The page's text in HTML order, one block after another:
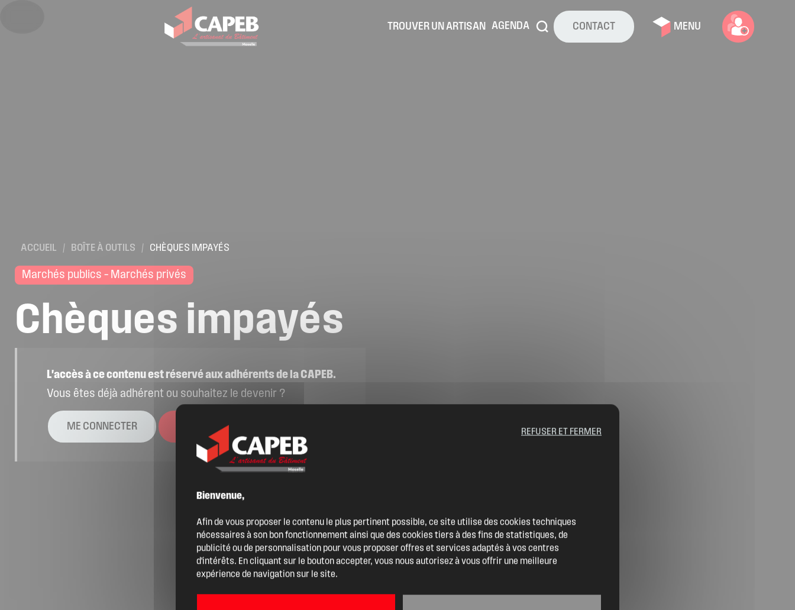
TROUVER UN ARTISAN AGENDA CONTACT MENU
La CAPEB
Nos services
Actualités
Boîte à outils
Location de salles
Trouver un artisan
Devenir adhérent
Espace adhérent
ACCUEIL / BOÎTE À OUTILS / CHÈQUES IMPAYÉS
Marchés publics – Marchés privés
Chèques impayés
L'accès à ce contenu est réservé aux adhérents de la CAPEB.
Vous êtes déjà adhérent ou souhaitez le devenir ?
ME CONNECTER DEVENIR ADHÉRENT
Bienvenue,
Afin de vous proposer le contenu le plus pertinent possible, ce site utilise des cookies techniques
nécessaires à son bon fonctionnement ainsi que des cookies tiers à des fins de statistiques, de
publicité ou de personnalisation pour vous proposer offres et services adaptés à vos centres
d'intérêts. En cliquant sur le bouton accepter, vous nous autorisez à vous offrir une meilleure
expérience de navigation sur le site.
REFUSER ET FERMER